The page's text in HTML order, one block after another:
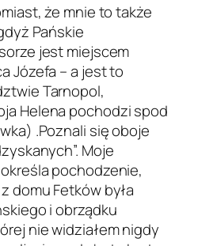
że mnie to także
Pańskie
jest miejscem
Józefa – a jest to
Tarnopol,
Helena pochodzi spod
.Poznali się oboje
Moje
pochodzenie,
domu Fetków była
i obrządku
nie widziałem nigdy